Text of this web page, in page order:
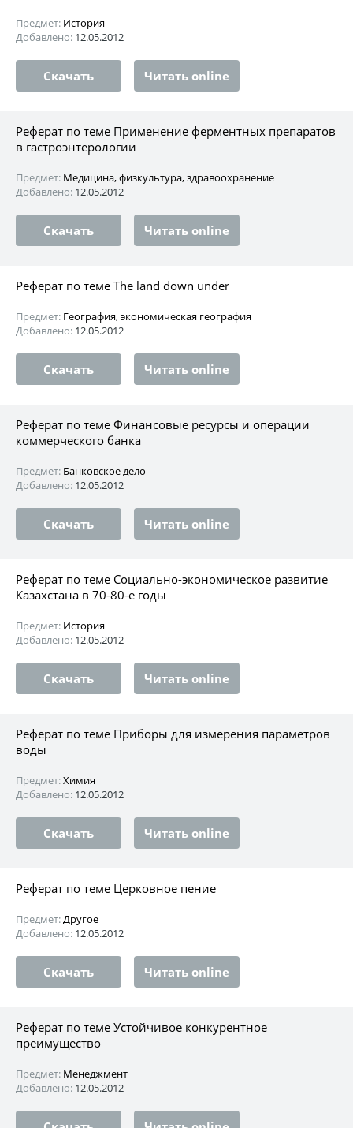
Предмет: История
Добавлено: 12.05.2012
Скачать Читать online
Реферат по теме Применение ферментных препаратов
в гастроэнтерологии
Предмет: Медицина, физкультура, здравоохранение
Добавлено: 12.05.2012
Скачать Читать online
Реферат по теме The land down under
Предмет: География, экономическая география
Добавлено: 12.05.2012
Скачать Читать online
Реферат по теме Финансовые ресурсы и операции
коммерческого банка
Предмет: Банковское дело
Добавлено: 12.05.2012
Скачать Читать online
Реферат по теме Социально-экономическое развитие
Казахстана в 70-80-е годы
Предмет: История
Добавлено: 12.05.2012
Скачать Читать online
Реферат по теме Приборы для измерения параметров
воды
Предмет:Химия
Добавлено: 12.05.2012
Скачать Читать online
Реферат по теме Церковное пение
Предмет:Другое
Добавлено: 12.05.2012
Скачать Читать online
Реферат по теме Устойчивое конкурентное
преимущество
Предмет: Менеджмент
Добавлено: 12.05.2012